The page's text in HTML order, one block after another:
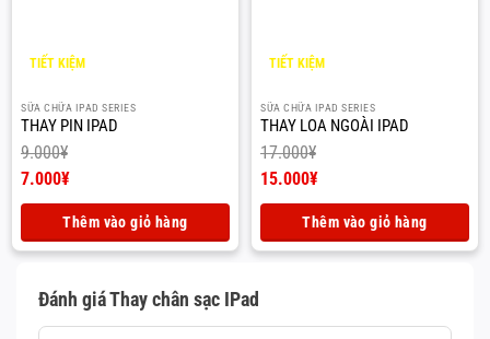
Đảm bảo sử dụng cáp và củ sạc chính hãng.
Nếu phát hiện phụ kiện hỏng, hãy thay thế
bằng sản phẩm chất lượng.
Cắm và rút cáp sạc nhẹ nhàng, tránh tác
TIẾT KIỆM
SỮA CHỮA IPAD SERIES
THAY PIN IPAD
9.000¥
Giá
9.000¥.
7.000¥
tại
là:
Thêm vào giỏ hàng
TIẾT KIỆM
SỮA CHỮA IPAD SERIES
THAY LOA NGOÀI IPAD
17.000¥
Giá
17.000¥.
15.000¥
tại
là:
Thêm vào giỏ hàng
Đánh giá Thay chân sạc IPad